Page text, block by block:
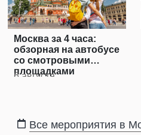
Москва за 4 часа:
обзорная на автобусе
со смотровыми
площадками
6 августа
Все мероприятия в